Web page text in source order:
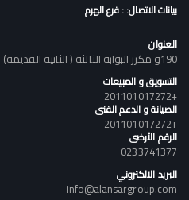
بيانات الاتصال: : فرع الهرم
العنوان
190و مكرر البوابه الثالثة ( الثانيه القديمه) بوابه خفرع - حدائق الأهرام - الجيزة
التسويق و المبيعات
+201101017272
الصيانة و الدعم الفنى
+201101017272
الرقم الأرضى
0233741377
البريد الالكتروني
info@alansargroup.com